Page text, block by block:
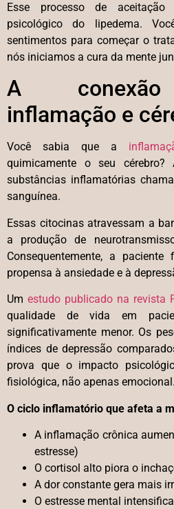
Esse processo de
psicológico do lipedema.
sentimentos para começar o
nós iniciamos a cura da mente
A conexão
inflamação e
Você sabia que a
quimicamente o seu cérebro?
substâncias inflamatórias
sanguínea.
Essas citocinas atravessam a
a produção de
Consequentemente, a
propensa à ansiedade e à
Um estudo publicado na revista
qualidade de vida em
significativamente menor. Os
índices de depressão
prova que o impacto
fisiológica, não apenas emocional.
O ciclo inflamatório que afeta a
A inflamação crônica
estresse)
O cortisol alto piora o
A dor constante gera mais
O estresse mental